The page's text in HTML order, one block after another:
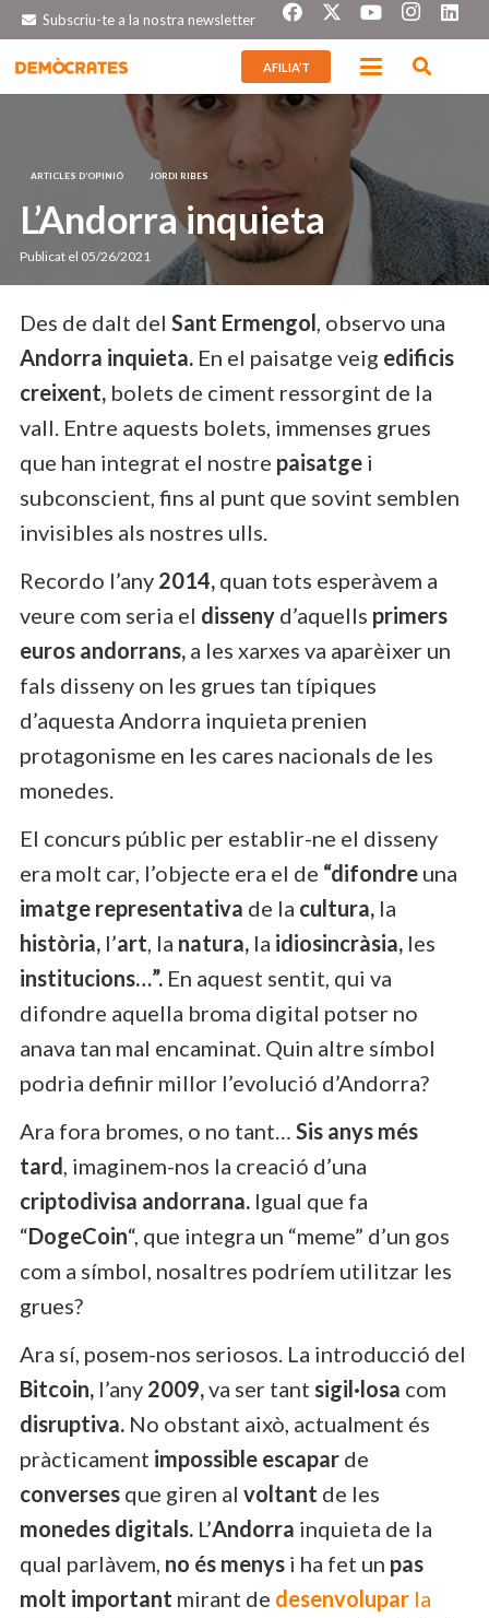
Subscriu-te a la nostra newsletter
AFILIA’T
ARTICLES D’OPINIÓ JORDI RIBES
L’Andorra inquieta
Publicat el 05/26/2021
Des de dalt del Sant Ermengol, observo una
Andorra inquieta. En el paisatge veig edificis
creixent, bolets de ciment ressorgint de la
vall. Entre aquests bolets, immenses grues
que han integrat el nostre paisatge i
subconscient, fins al punt que sovint semblen
invisibles als nostres ulls.
Recordo l’any 2014, quan tots esperàvem a
veure com seria el disseny d’aquells primers
euros andorrans, a les xarxes va aparèixer un
fals disseny on les grues tan típiques
d’aquesta Andorra inquieta prenien
protagonisme en les cares nacionals de les
monedes.
El concurs públic per establir-ne el disseny
era molt car, l’objecte era el de “difondre una
imatge representativa de la cultura, la
història, l’art, la natura, la idiosincràsia, les
institucions…”. En aquest sentit, qui va
difondre aquella broma digital potser no
anava tan mal encaminat. Quin altre símbol
podria definir millor l’evolució d’Andorra?
Ara fora bromes, o no tant… Sis anys més
tard, imaginem-nos la creació d’una
criptodivisa andorrana. Igual que fa
“DogeCoin“, que integra un “meme” d’un gos
com a símbol, nosaltres podríem utilitzar les
grues?
Ara sí, posem-nos seriosos. La introducció del
Bitcoin, l’any 2009,va ser tant sigil·losa com
disruptiva. No obstant això, actualment és
pràcticament impossible escapar de
converses que giren al voltant de les
monedes digitals. L’Andorra inquieta de la
qual parlàvem, no és menys i ha fet un pas
molt important mirant de desenvolupar la